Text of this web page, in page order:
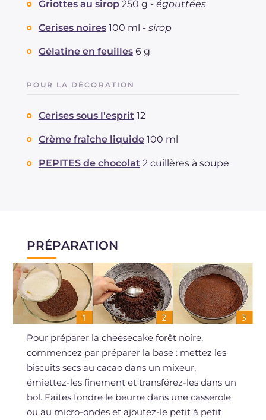
Griottes au sirop 250 g - égouttées
Cerises noires 100 ml - sirop
Gélatine en feuilles 6 g
POUR LA DÉCORATION
Cerises sous l'esprit 12
Crème fraîche liquide 100 ml
PEPITES de chocolat 2 cuillères à soupe
PRÉPARATION
Pour préparer la cheesecake forêt noire,
commencez par préparer la base : mettez les
biscuits secs au cacao dans un mixeur,
émiettez-les finement et transférez-les dans un
bol. Faites fondre le beurre dans une casserole
ou au micro-ondes et ajoutez-le petit à petit